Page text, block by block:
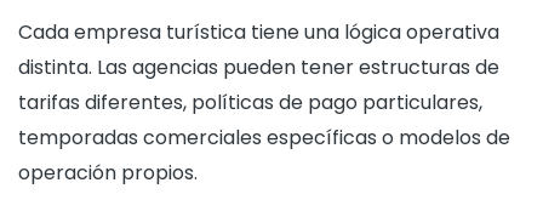
Cada empresa turística tiene una lógica operativa
distinta. Las agencias pueden tener estructuras de
tarifas diferentes, políticas de pago particulares,
temporadas comerciales específicas o modelos de
operación propios.